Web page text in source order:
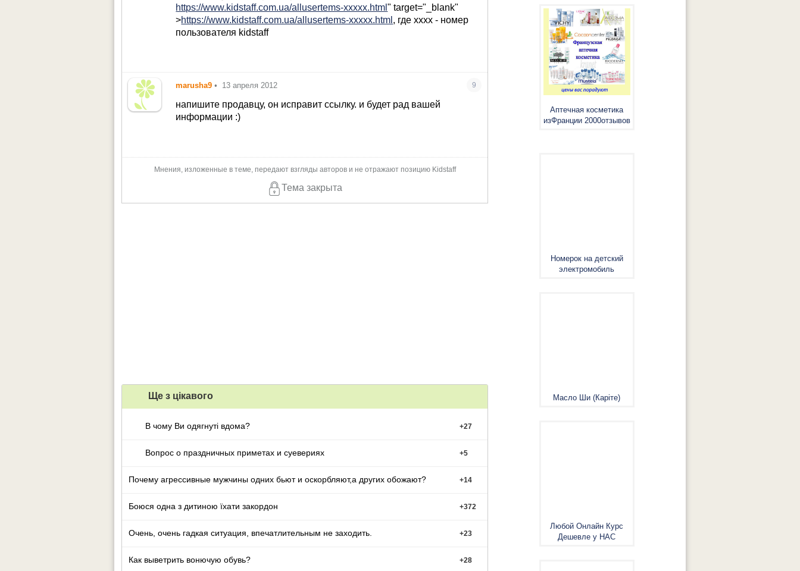
https://www.kidstaff.com.ua/allusertems-ххххх.html" target="_blank"
>https://www.kidstaff.com.ua/allusertems-ххххх.html , где хххх - номер
пользователя kidstaff
marusha9 • 13 апреля 2012 9
напишите продавцу, он исправит ссылку. и будет рад вашей
информации :)
Мнения, изложенные в теме, передают взгляды авторов и не отражают позицию Kidstaff
Тема закрыта
Ще з цiкавого
В чому Ви одягнуті вдома? +27
Вопрос о праздничных приметах и суевериях +5
Почему агрессивные мужчины одних бьют и оскорбляют,а других обожают? +14
Боюся одна з дитиною їхати закордон +372
Очень, очень гадкая ситуация, впечатлительным не заходить. +23
Как выветрить вонючую обувь? +28
Аптечная косметика
изФранции 2000отзывов
Номерок на детский
электромобиль
Масло Ши (Каріте)
Любой Онлайн Курс
Дешевле у НАС